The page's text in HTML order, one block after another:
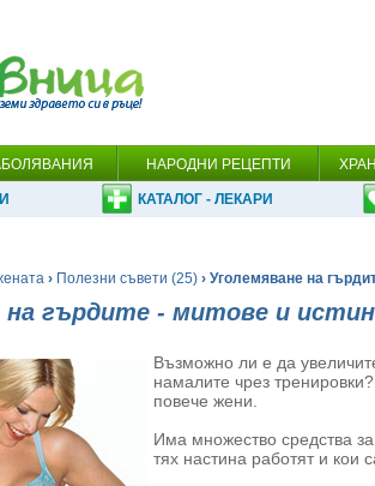
НАРОДНИ РЕЦЕПТИ
КАТАЛОГ - ЛЕКАРИ
› Полезни съвети (25) › Уголемяване на
на гърдите - митове и
Възможно ли е да
намалите чрез
повече жени.
Има множество средства
тях настина работят и кои